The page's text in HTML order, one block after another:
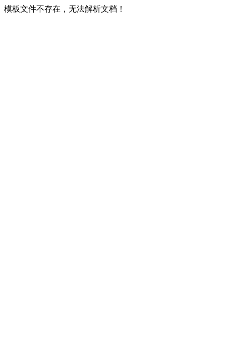
模板文件不存在，无法解析文档！